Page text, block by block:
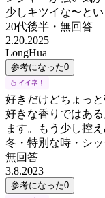
少しキツイな〜とい
20代後半 ・ 無回答
2.20.2025
LongHua
参考になった0
好きだけどちょっ
好きな香りではあ
ます。もう少し控
冬・特別な時・シ
無回答
3.8.2023
参考になった0